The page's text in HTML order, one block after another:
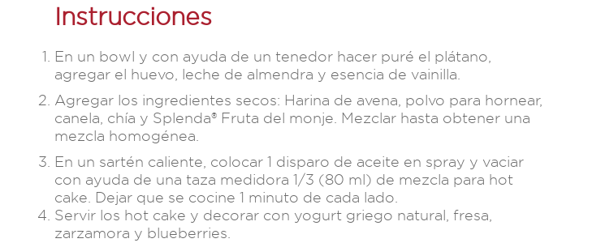
Instrucciones
En un bowl y con ayuda de un tenedor hacer puré el plátano,
agregar el huevo, leche de almendra y esencia de vainilla.
Agregar los ingredientes secos: Harina de avena, polvo para hornear,
canela, chía y Splenda® Fruta del monje. Mezclar hasta obtener una
mezcla homogénea.
En un sartén caliente, colocar 1 disparo de aceite en spray y vaciar
con ayuda de una taza medidora 1/3 (80 ml) de mezcla para hot
cake. Dejar que se cocine 1 minuto de cada lado.
Servir los hot cake y decorar con yogurt griego natural, fresa,
zarzamora y blueberries.